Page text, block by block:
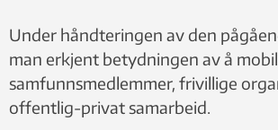
Under håndteringen av den
man erkjent betydningen av å
samfunnsmedlemmer, frivillige
offentlig-privat samarbeid.